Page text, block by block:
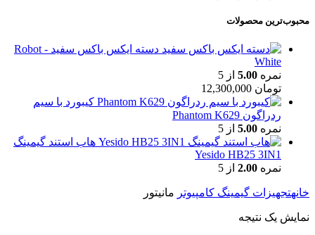
محبوب‌ترین محصولات
دسته ایکس باکس سفید - Robot
White
نمره 5.00 از 5
تومان
کیبورد با سیم
ردراگون Phantom K629
نمره 5.00 از 5
هاب استند گیمینگ
Yesido HB25 3IN1
نمره 2.00 از 5
خانهتجهیزات گیمینگ کامپیوتر مانیتور
نمایش یک نتیجه